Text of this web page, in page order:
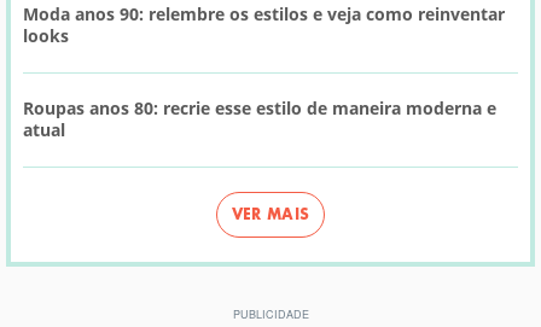
Moda anos 90: relembre os estilos e veja como reinventar
looks
Roupas anos 80: recrie esse estilo de maneira moderna e
atual
VER MAIS